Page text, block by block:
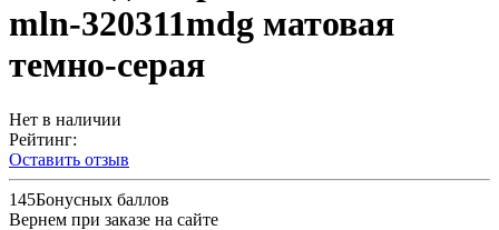
mln-320311mdg матовая
темно-серая
Нет в наличии
Рейтинг:
Оставить отзыв
145Бонусных баллов
Вернем при заказе на сайте